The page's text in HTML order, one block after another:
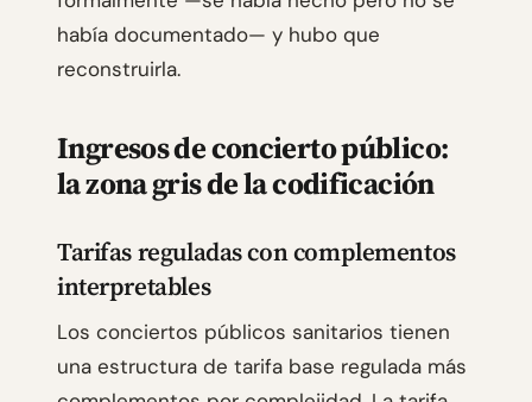
había documentado— y hubo que
reconstruirla.
Ingresos de concierto público:
la zona gris de la codificación
Tarifas reguladas con complementos
interpretables
Los conciertos públicos sanitarios tienen
una estructura de tarifa base regulada más